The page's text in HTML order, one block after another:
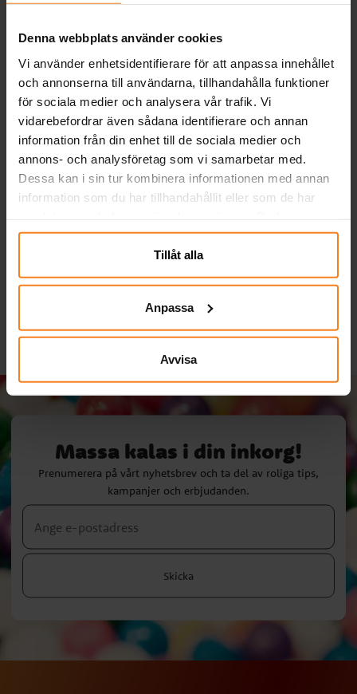
Denna webbplats använder cookies
Vi använder enhetsidentifierare för att anpassa innehållet
och annonserna till användarna, tillhandahålla funktioner
för sociala medier och analysera vår trafik. Vi
vidarebefordrar även sådana identifierare och annan
information från din enhet till de sociala medier och
annons- och analysföretag som vi samarbetar med.
Dessa kan i sin tur kombinera informationen med annan
information som du har tillhandahållit eller som de har
närsomhelst ändra ditt samtycke.
Tillåt alla
Anpassa
Avvisa
KÖP KÖP
Massa kalas i din inkorg!
Prenumerera på vårt nyhetsbrev och ta del av roliga tips,
kampanjer och erbjudanden.
Skicka